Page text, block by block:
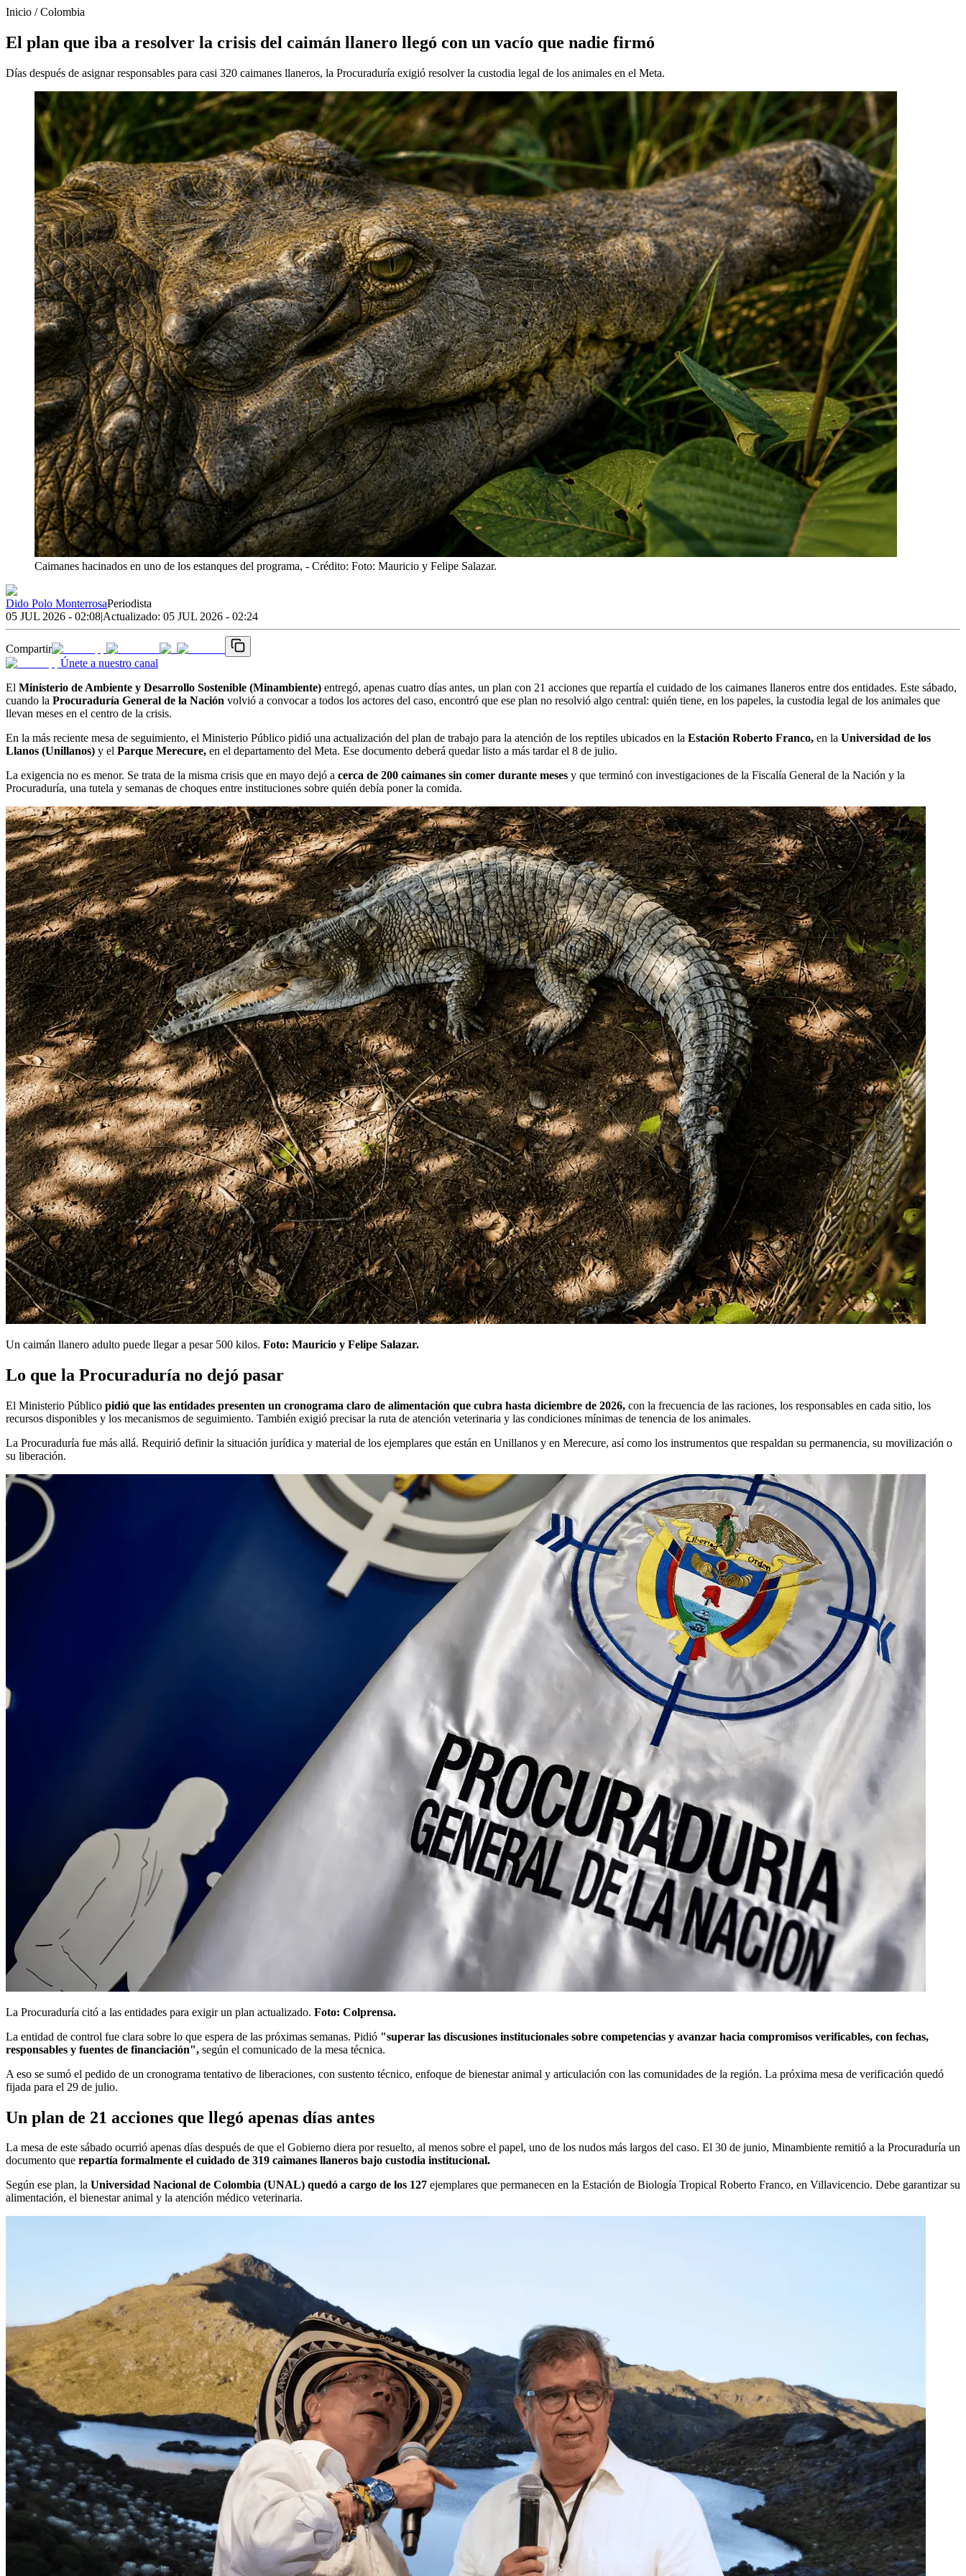
Inicio /Colombia
El plan que iba a resolver la crisis del caimán llanero llegó con un vacío que nadie firmó
Días después de asignar responsables para casi 320 caimanes llaneros, la Procuraduría exigió resolver la custodia legal de los animales en el Meta.
Caimanes hacinados en uno de los estanques del programa, - Crédito: Foto: Mauricio y Felipe Salazar.
Dido Polo MonterrosaPeriodista
05 JUL 2026 - 02:08|Actualizado: 05 JUL 2026 - 02:24
Compartir
Únete a nuestro canal
El Ministerio de Ambiente y Desarrollo Sostenible (Minambiente) entregó, apenas cuatro días antes, un plan con 21 acciones que repartía el cuidado de los caimanes llaneros entre dos entidades. Este sábado,
cuando la Procuraduría General de la Nación volvió a convocar a todos los actores del caso, encontró que ese plan no resolvió algo central: quién tiene, en los papeles, la custodia legal de los animales que
llevan meses en el centro de la crisis.
En la más reciente mesa de seguimiento, el Ministerio Público pidió una actualización del plan de trabajo para la atención de los reptiles ubicados en la Estación Roberto Franco, en la Universidad de los
Llanos (Unillanos) y el Parque Merecure, en el departamento del Meta. Ese documento deberá quedar listo a más tardar el 8 de julio.
La exigencia no es menor. Se trata de la misma crisis que en mayo dejó a cerca de 200 caimanes sin comer durante meses y que terminó con investigaciones de la Fiscalía General de la Nación y la
Procuraduría, una tutela y semanas de choques entre instituciones sobre quién debía poner la comida.
Un caimán llanero adulto puede llegar a pesar 500 kilos. Foto: Mauricio y Felipe Salazar.
Lo que la Procuraduría no dejó pasar
El Ministerio Público pidió que las entidades presenten un cronograma claro de alimentación que cubra hasta diciembre de 2026, con la frecuencia de las raciones, los responsables en cada sitio, los
recursos disponibles y los mecanismos de seguimiento. También exigió precisar la ruta de atención veterinaria y las condiciones mínimas de tenencia de los animales.
La Procuraduría fue más allá. Requirió definir la situación jurídica y material de los ejemplares que están en Unillanos y en Merecure, así como los instrumentos que respaldan su permanencia, su movilización o
su liberación.
La Procuraduría citó a las entidades para exigir un plan actualizado. Foto: Colprensa.
La entidad de control fue clara sobre lo que espera de las próximas semanas. Pidió "superar las discusiones institucionales sobre competencias y avanzar hacia compromisos verificables, con fechas,
responsables y fuentes de financiación", según el comunicado de la mesa técnica.
A eso se sumó el pedido de un cronograma tentativo de liberaciones, con sustento técnico, enfoque de bienestar animal y articulación con las comunidades de la región. La próxima mesa de verificación quedó
fijada para el 29 de julio.
Un plan de 21 acciones que llegó apenas días antes
La mesa de este sábado ocurrió apenas días después de que el Gobierno diera por resuelto, al menos sobre el papel, uno de los nudos más largos del caso. El 30 de junio, Minambiente remitió a la Procuraduría un
documento que repartía formalmente el cuidado de 319 caimanes llaneros bajo custodia institucional.
Según ese plan, la Universidad Nacional de Colombia (UNAL) quedó a cargo de los 127 ejemplares que permanecen en la Estación de Biología Tropical Roberto Franco, en Villavicencio. Debe garantizar su
alimentación, el bienestar animal y la atención médico veterinaria.